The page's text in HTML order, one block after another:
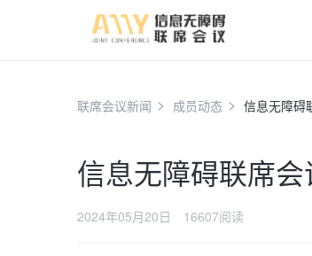
联席会议新闻 成员动态 信息无障碍
信息无障碍联席
2024年05月20日 16607阅读